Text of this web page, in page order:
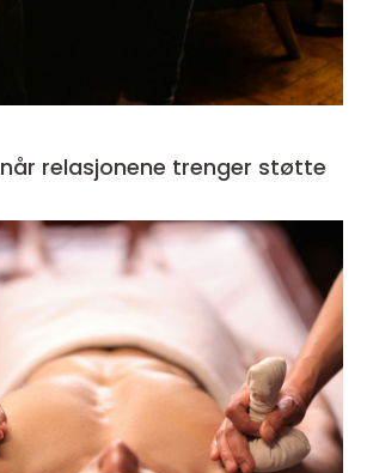
Familieterapi når relasjonene trenger støtte